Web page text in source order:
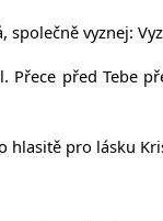
vyznej:
před Tebe
hlasitě pro lásku